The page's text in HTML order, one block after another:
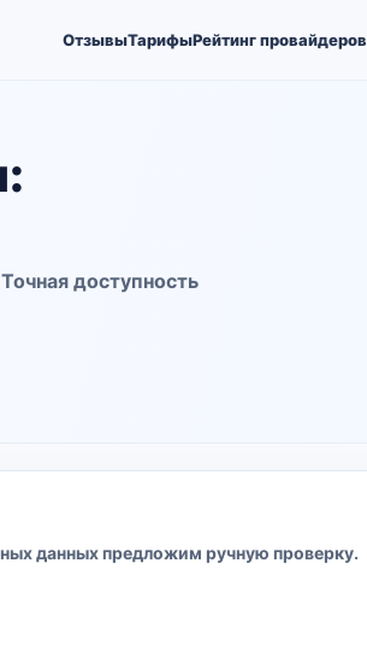
ОтзывыТарифыРейтинг провайдеров
доступность
данных предложим ручную проверку.